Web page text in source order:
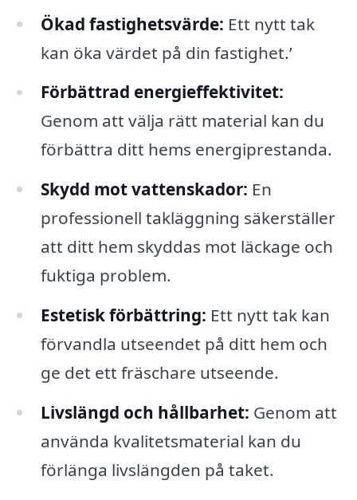
Ökad fastighetsvärde: Ett nytt tak
kan öka värdet på din fastighet.’
Förbättrad energieffektivitet:
Genom att välja rätt material kan du
förbättra ditt hems energiprestanda.
Skydd mot vattenskador: En
professionell takläggning säkerställer
att ditt hem skyddas mot läckage och
fuktiga problem.
Estetisk förbättring: Ett nytt tak kan
förvandla utseendet på ditt hem och
ge det ett fräschare utseende.
Livslängd och hållbarhet: Genom att
använda kvalitetsmaterial kan du
förlänga livslängden på taket.